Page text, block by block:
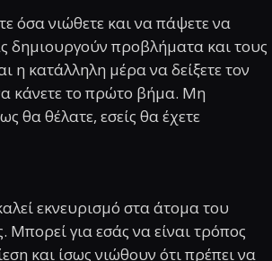
όσα νιώθετε και να πάψετε να
δημιουργούν προβλήματα και τους
η κατάλληλη μέρα να δείξετε τον
κάνετε το πρώτο βήμα. Μη
θα θέλατε, εσείς θα έχετε
εκνευρισμό στα άτομα του
Μπορεί για εσάς να είναι τρόπος
και ίσως νιώθουν ότι πρέπει να